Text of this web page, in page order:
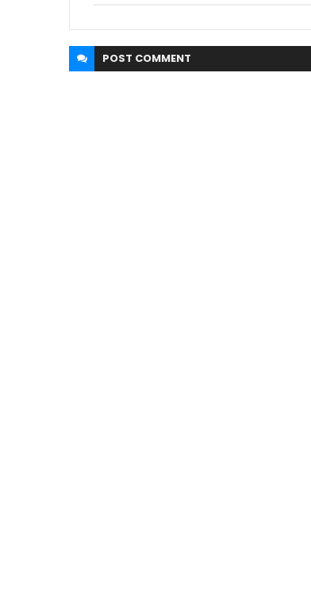
POST COMMENT